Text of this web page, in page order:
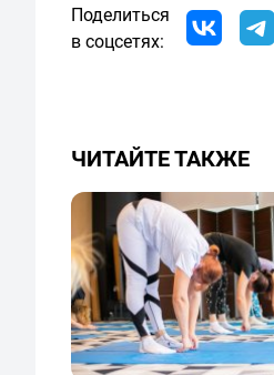
Поделиться
в соцсетях:
ЧИТАЙТЕ ТАКЖЕ